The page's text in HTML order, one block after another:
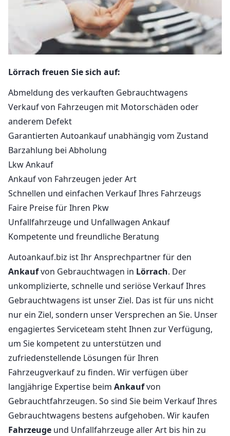
Lörrach freuen Sie sich auf:
Abmeldung des verkauften Gebrauchtwagens
Verkauf von Fahrzeugen mit Motorschäden oder
anderem Defekt
Garantierten Autoankauf unabhängig vom Zustand
Barzahlung bei Abholung
Lkw Ankauf
Ankauf von Fahrzeugen jeder Art
Schnellen und einfachen Verkauf Ihres Fahrzeugs
Faire Preise für Ihren Pkw
Unfallfahrzeuge und Unfallwagen Ankauf
Kompetente und freundliche Beratung
Autoankauf.biz ist Ihr Ansprechpartner für den
Ankaufvon Gebrauchtwagen in Lörrach. Der
unkomplizierte, schnelle und seriöse Verkauf Ihres
Gebrauchtwagens ist unser Ziel. Das ist für uns nicht
nur ein Ziel, sondern unser Versprechen an Sie. Unser
engagiertes Serviceteam steht Ihnen zur Verfügung,
um Sie kompetent zu unterstützen und
zufriedenstellende Lösungen für Ihren
Fahrzeugverkauf zu finden. Wir verfügen über
langjährige Expertise beim Ankaufvon
Gebrauchtfahrzeugen. So sind Sie beim Verkauf Ihres
Gebrauchtwagens bestens aufgehoben. Wir kaufen
Fahrzeuge und Unfallfahrzeuge aller Art bis hin zu